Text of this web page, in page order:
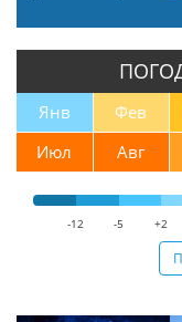
Янв Фев
Июл
Авг
-12 -5 +2